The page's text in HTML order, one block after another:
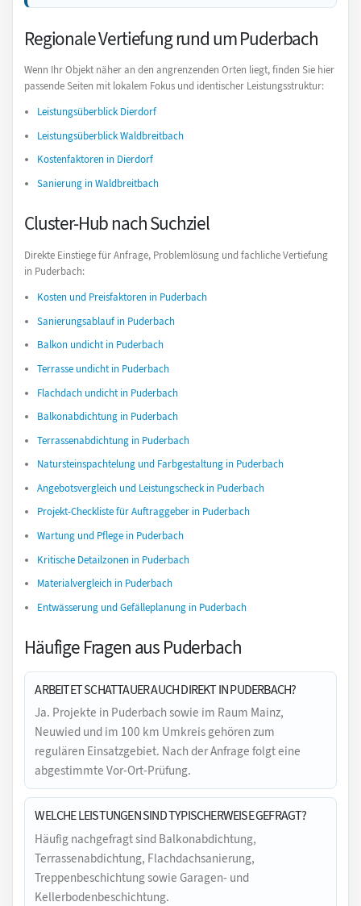
Regionale Vertiefung rund um Puderbach
Wenn Ihr Objekt näher an den angrenzenden Orten liegt, finden Sie hier
passende Seiten mit lokalem Fokus und identischer Leistungsstruktur:
Leistungsüberblick Dierdorf
Leistungsüberblick Waldbreitbach
Kostenfaktoren in Dierdorf
Sanierung in Waldbreitbach
Cluster-Hub nach Suchziel
Direkte Einstiege für Anfrage, Problemlösung und fachliche Vertiefung
in Puderbach:
Kosten und Preisfaktoren in Puderbach
Sanierungsablauf in Puderbach
Balkon undicht in Puderbach
Terrasse undicht in Puderbach
Flachdach undicht in Puderbach
Balkonabdichtung in Puderbach
Terrassenabdichtung in Puderbach
Natursteinspachtelung und Farbgestaltung in Puderbach
Angebotsvergleich und Leistungscheck in Puderbach
Projekt-Checkliste für Auftraggeber in Puderbach
Wartung und Pflege in Puderbach
Kritische Detailzonen in Puderbach
Materialvergleich in Puderbach
Entwässerung und Gefälleplanung in Puderbach
Häufige Fragen aus Puderbach
ARBEITET SCHATTAUER AUCH DIREKT IN PUDERBACH?
Ja. Projekte in Puderbach sowie im Raum Mainz,
Neuwied und im 100 km Umkreis gehören zum
regulären Einsatzgebiet. Nach der Anfrage folgt eine
abgestimmte Vor-Ort-Prüfung.
WELCHE LEISTUNGEN SIND TYPISCHERWEISE GEFRAGT?
Häufig nachgefragt sind Balkonabdichtung,
Terrassenabdichtung, Flachdachsanierung,
Treppenbeschichtung sowie Garagen- und
Kellerbodenbeschichtung.